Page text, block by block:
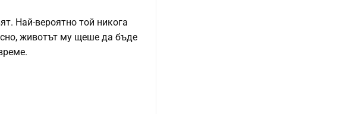
Най-вероятно той никога
животът му щеше да бъде